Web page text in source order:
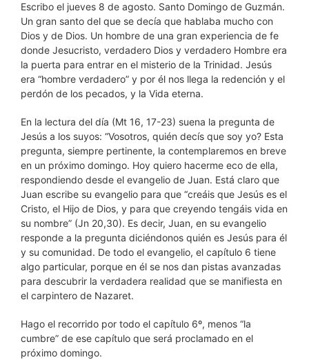
Escribo el jueves 8 de agosto. Santo Domingo de Guzmán.
Un gran santo del que se decía que hablaba mucho con
Dios y de Dios. Un hombre de una gran experiencia de fe
donde Jesucristo, verdadero Dios y verdadero Hombre era
la puerta para entrar en el misterio de la Trinidad. Jesús
era “hombre verdadero” y por él nos llega la redención y el
perdón de los pecados, y la Vida eterna.
En la lectura del día (Mt 16, 17-23) suena la pregunta de
Jesús a los suyos: “Vosotros, quién decís que soy yo? Esta
pregunta, siempre pertinente, la contemplaremos en breve
en un próximo domingo. Hoy quiero hacerme eco de ella,
respondiendo desde el evangelio de Juan. Está claro que
Juan escribe su evangelio para que “creáis que Jesús es el
Cristo, el Hijo de Dios, y para que creyendo tengáis vida en
su nombre” (Jn 20,30). Es decir, Juan, en su evangelio
responde a la pregunta diciéndonos quién es Jesús para él
y su comunidad. De todo el evangelio, el capítulo 6 tiene
algo particular, porque en él se nos dan pistas avanzadas
para descubrir la verdadera realidad que se manifiesta en
el carpintero de Nazaret.
Hago el recorrido por todo el capítulo 6º, menos “la
cumbre” de ese capítulo que será proclamado en el
próximo domingo.